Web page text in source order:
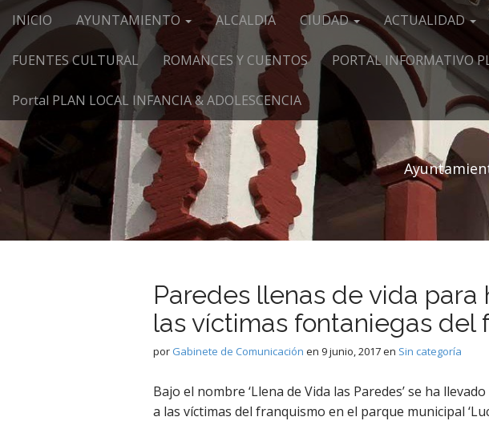
Menú principal
Saltar al contenido
INICIO AYUNTAMIENTO ALCALDIA CIUDAD ACTUALIDAD
FUENTES CULTURAL ROMANCES Y CUENTOS PORTAL INFORMATIVO
Portal PLAN LOCAL INFANCIA & ADOLESCENCIA
Paredes llenas de vida para
las víctimas fontaniegas del
por Gabinete de Comunicación en 9 junio, 2017en Sin categoría
Bajo el nombre ‘Llena de Vida las Paredes’ se ha
a las víctimas del franquismo en el parque municipal